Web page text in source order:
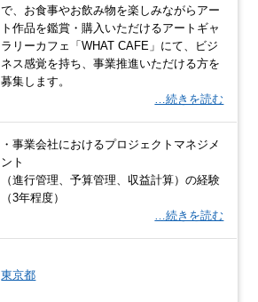
で、お食事やお飲み物を楽しみながらアー
ト作品を鑑賞・購入いただけるアートギャ
ラリーカフェ「WHAT CAFE」にて、ビジ
ネス感覚を持ち、事業推進いただける方を
募集します。
…続きを読む
・事業会社におけるプロジェクトマネジメ
ント
（進行管理、予算管理、収益計算）の経験
（3年程度）
…続きを読む
東京都